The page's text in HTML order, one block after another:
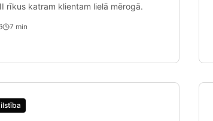
rīkus katram klientam lielā mērogā.
7 min